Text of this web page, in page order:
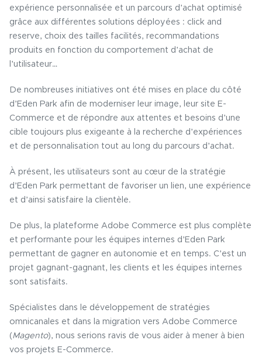
expérience personnalisée et un parcours d’achat optimisé
grâce aux différentes solutions déployées : click and
reserve, choix des tailles facilités, recommandations
produits en fonction du comportement d’achat de
l’utilisateur…
De nombreuses initiatives ont été mises en place du côté
d’Eden Park afin de moderniser leur image, leur site E-
Commerce et de répondre aux attentes et besoins d’une
cible toujours plus exigeante à la recherche d’expériences
et de personnalisation tout au long du parcours d’achat.
À présent, les utilisateurs sont au cœur de la stratégie
d’Eden Park permettant de favoriser un lien, une expérience
et d’ainsi satisfaire la clientèle.
De plus, la plateforme Adobe Commerce est plus complète
et performante pour les équipes internes d’Eden Park
permettant de gagner en autonomie et en temps. C’est un
projet gagnant-gagnant, les clients et les équipes internes
sont satisfaits.
Spécialistes dans le développement de stratégies
omnicanales et dans la migration vers Adobe Commerce
(Magento), nous serions ravis de vous aider à mener à bien
vos projets E-Commerce.